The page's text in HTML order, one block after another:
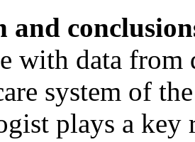
and
with data
system of
plays a key